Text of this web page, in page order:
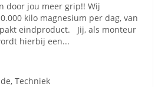
door jou meer grip!! Wij
kilo magnesium per dag, van
eindproduct. Jij, als monteur
hierbij een...
Techniek